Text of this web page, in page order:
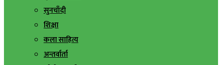
सुनचाँदी
शिक्षा
कला साहित्य
अन्तर्वार्ता